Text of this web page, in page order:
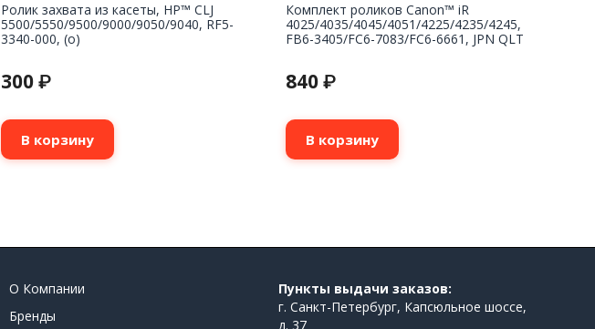
Ролик захвата из касеты, HP™ CLJ
5500/5550/9500/9000/9050/9040, RF5-
3340-000, (o)
300 ₽
В корзину
Комплект роликов Canon™ iR
4025/4035/4045/4051/4225/4235/4245,
FB6-3405/FC6-7083/FC6-6661, JPN QLT
840₽
В корзину
О Компании
Бренды
Пункты выдачи заказов:
г. Санкт-Петербург, Капсюльное шоссе,
д. 37